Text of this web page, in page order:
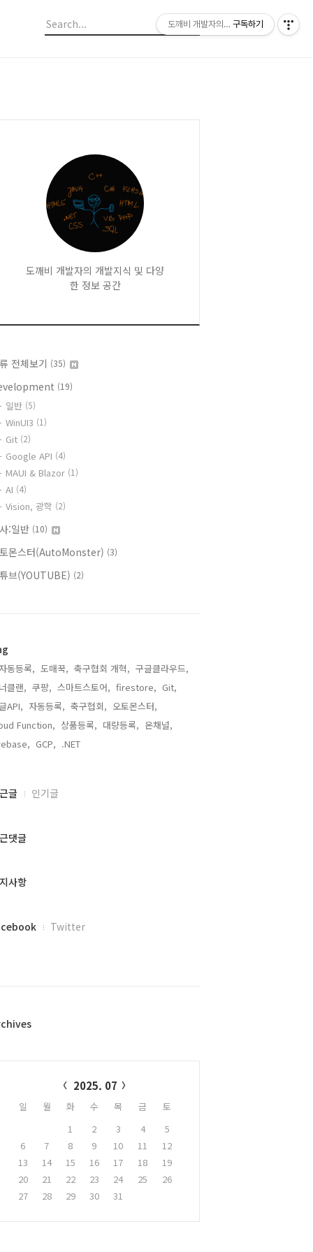
도깨비 개발자의 개발지식 및 다양
한 정보 공간
전체보기 (35)
(19)
일반 (5)
WinUI3 (1)
Git (2)
Google API (4)
MAUI & Blazor (1)
AI (4)
Vision, 광학 (2)
:일반 (10)
몬스터(AutoMonster) (3)
브(YOUTUBE) (2)
동등록, 도매꾹, 축구협회 개혁, 구글클라우드,
클랜, 쿠팡, 스마트스토어, firestore, Git,
API, 자동등록, 축구협회, 오토몬스터,
Function, 상품등록, 대량등록, 온채널,
GCP, .NET,
글 인기글
댓글
사항
Twitter
2025. 07
일 월 화 수 목 금
토
1
2 3 4
5
6
7 8 9 10 11
12
13
14 15 16 17 18
19
20
21 22 23 24 25
26
27
28 29 30 31
도깨비 개발자의 캐비넷
구독하기